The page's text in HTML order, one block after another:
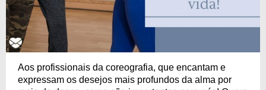
Aos profissionais da coreografia, que encantam e
expressam os desejos mais profundos da alma por